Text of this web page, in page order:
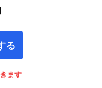
る
ます